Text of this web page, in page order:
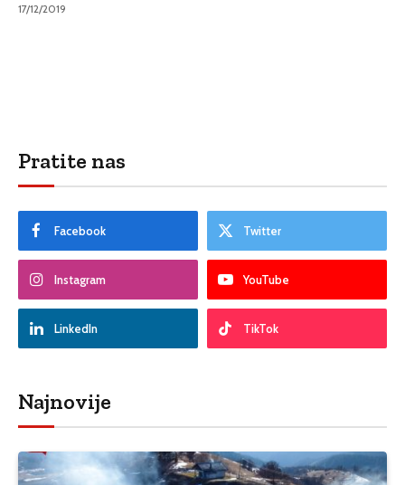
17/12/2019
Pratite nas
Facebook Twitter
Instagram YouTube
LinkedIn TikTok
Najnovije